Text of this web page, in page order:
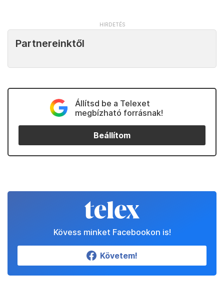
Partnereinktől
Állítsd be a Telexet
megbízható forrásnak!
Beállítom
Kövess minket Facebookon is!
Követem!